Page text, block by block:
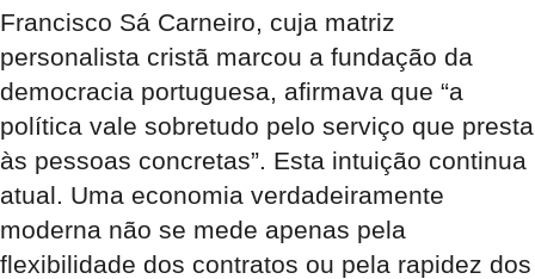
Francisco Sá Carneiro, cuja matriz
personalista cristã marcou a fundação da
democracia portuguesa, afirmava que “a
política vale sobretudo pelo serviço que presta
às pessoas concretas”. Esta intuição continua
atual. Uma economia verdadeiramente
moderna não se mede apenas pela
flexibilidade dos contratos ou pela rapidez dos